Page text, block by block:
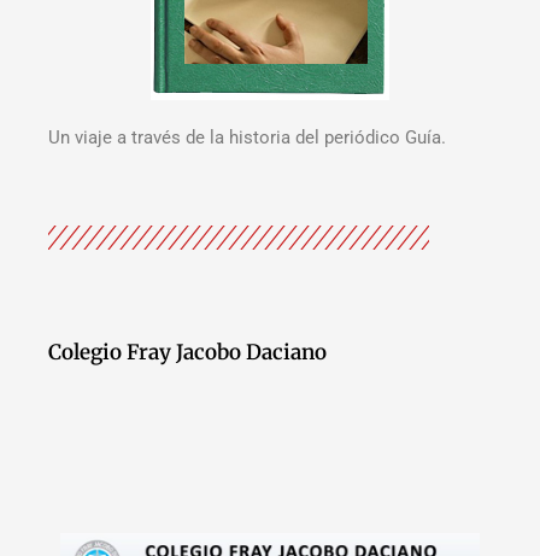
Un viaje a través de la historia del periódico Guía.
Colegio Fray Jacobo Daciano